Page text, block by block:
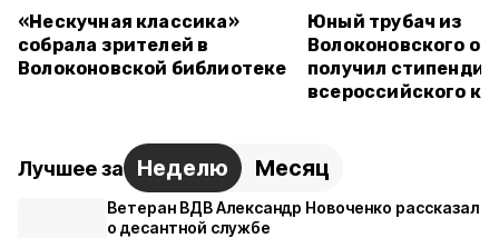
«Нескучная классика»
собрала зрителей в
Волоконовской библиотеке
Юный трубач из
Волоконовского
получил
всероссийского
Лучшее за Неделю Месяц
Ветеран ВДВ Александр Новоченко рассказал
о десантной службе